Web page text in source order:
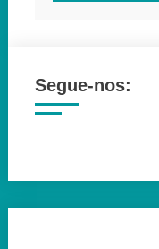
Segue-nos: